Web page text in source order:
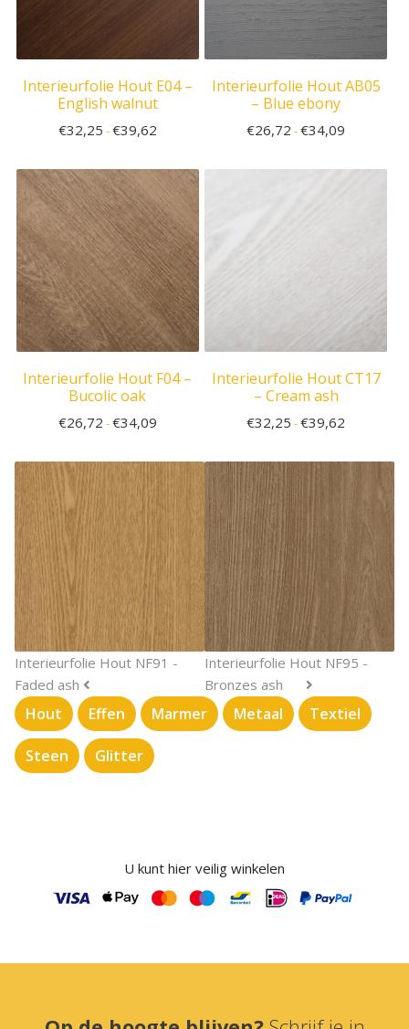
Interieurfolie Hout E04 –
English walnut
€32,25 -€39,62
Interieurfolie Hout AB05
– Blue ebony
€26,72 -€34,09
Interieurfolie Hout F04 –
Bucolic oak
€26,72 -€34,09
Interieurfolie Hout CT17
– Cream ash
€32,25 -€39,62
Interieurfolie Hout NF91 -
Faded ash
Interieurfolie Hout NF95 -
Bronzes ash
Hout Effen Marmer Metaal Textiel
Steen Glitter
U kunt hier veilig winkelen